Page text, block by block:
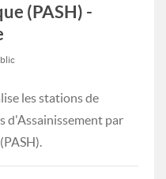
(PASH) -
les stations de
d'Assainissement par